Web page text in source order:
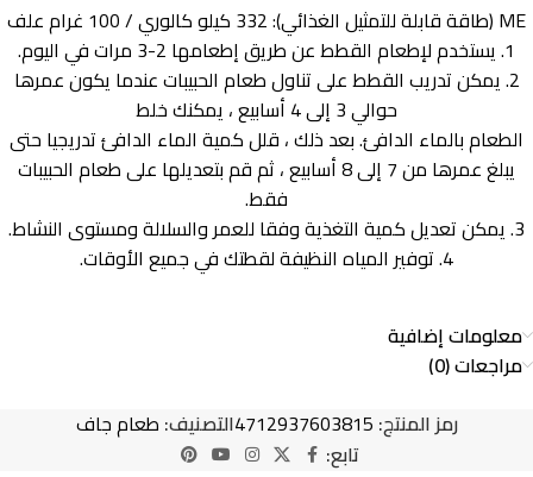
ME (طاقة قابلة للتمثيل الغذائي): 332 كيلو كالوري / 100 غرام علف
1. يستخدم لإطعام القطط عن طريق إطعامها 2-3 مرات في اليوم.
2. يمكن تدريب القطط على تناول طعام الحبيبات عندما يكون عمرها
حوالي 3 إلى 4 أسابيع ، يمكنك خلط
الطعام بالماء الدافئ. بعد ذلك ، قلل كمية الماء الدافئ تدريجيا حتى
يبلغ عمرها من 7 إلى 8 أسابيع ، ثم قم بتعديلها على طعام الحبيبات
فقط.
3. يمكن تعديل كمية التغذية وفقا للعمر والسلالة ومستوى النشاط.
4. توفير المياه النظيفة لقطتك في جميع الأوقات.
معلومات إضافية
مراجعات (0)
رمز المنتج: 4712937603815التصنيف: طعام جاف
تابع: